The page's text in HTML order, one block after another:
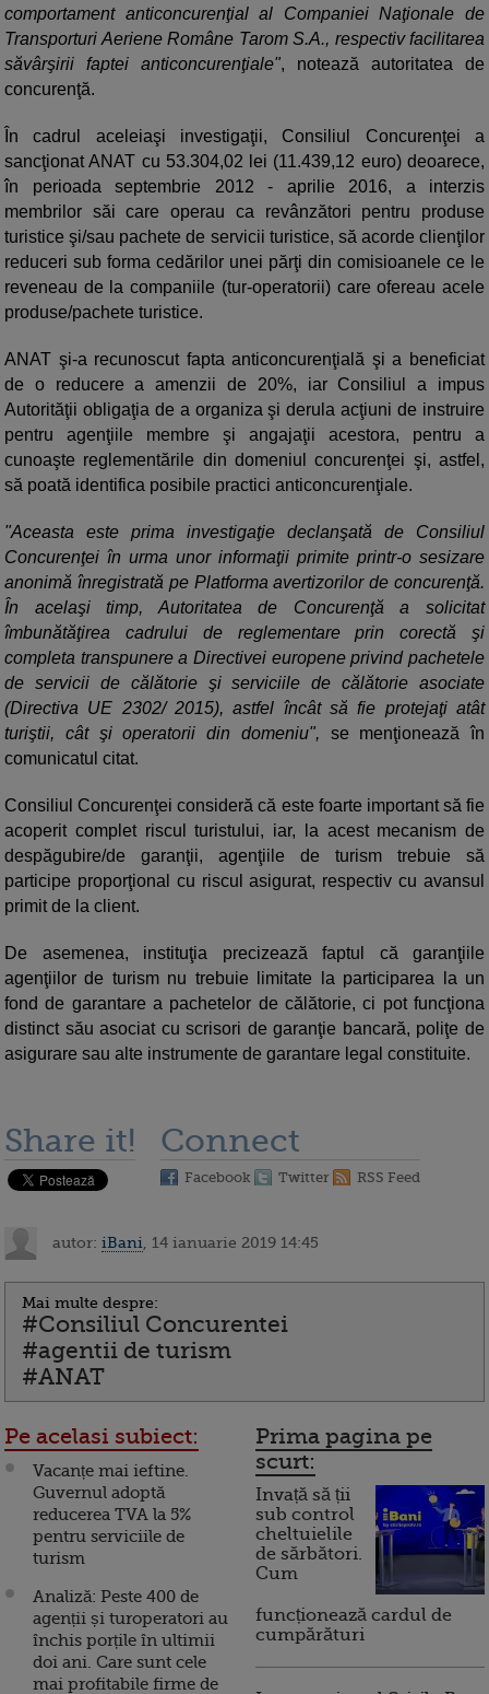
comportament anticoncurenţial al Companiei Naţionale de
Transporturi Aeriene Române Tarom S.A., respectiv facilitarea
săvârşirii faptei anticoncurenţiale", notează autoritatea de
concurenţă.
În cadrul aceleiaşi investigaţii, Consiliul Concurenţei a
sancţionat ANAT cu 53.304,02 lei (11.439,12 euro) deoarece,
în perioada septembrie 2012 - aprilie 2016, a interzis
membrilor săi care operau ca revânzători pentru produse
turistice şi/sau pachete de servicii turistice, să acorde clienţilor
reduceri sub forma cedărilor unei părţi din comisioanele ce le
reveneau de la companiile (tur-operatorii) care ofereau acele
produse/pachete turistice.
ANAT şi-a recunoscut fapta anticoncurenţială şi a beneficiat
de o reducere a amenzii de 20%, iar Consiliul a impus
Autorităţii obligaţia de a organiza şi derula acţiuni de instruire
pentru agenţiile membre şi angajaţii acestora, pentru a
cunoaşte reglementările din domeniul concurenţei şi, astfel,
să poată identifica posibile practici anticoncurenţiale.
"Aceasta este prima investigaţie declanşată de Consiliul
Concurenţei în urma unor informaţii primite printr-o sesizare
anonimă înregistrată pe Platforma avertizorilor de concurenţă.
În acelaşi timp, Autoritatea de Concurenţă a solicitat
îmbunătăţirea cadrului de reglementare prin corectă şi
completa transpunere a Directivei europene privind pachetele
de servicii de călătorie şi serviciile de călătorie asociate
(Directiva UE 2302/ 2015), astfel încât să fie protejaţi atât
turiştii, cât şi operatorii din domeniu", se menţionează în
comunicatul citat.
Consiliul Concurenţei consideră că este foarte important să fie
acoperit complet riscul turistului, iar, la acest mecanism de
despăgubire/de garanţii, agenţiile de turism trebuie să
participe proporţional cu riscul asigurat, respectiv cu avansul
primit de la client.
De asemenea, instituţia precizează faptul că garanţiile
agenţiilor de turism nu trebuie limitate la participarea la un
fond de garantare a pachetelor de călătorie, ci pot funcţiona
distinct său asociat cu scrisori de garanţie bancară, poliţe de
asigurare sau alte instrumente de garantare legal constituite.
Share it! Connect
Facebook Twitter RSS Feed
autor: iBani , 14 ianuarie 2019 14:45
Mai multe despre:
#Consiliul Concurentei
#agentii de turism
#ANAT
Pe acelasi subiect:
Vacanțe mai ieftine.
Guvernul adoptă
reducerea TVA la 5%
pentru serviciile de
turism
Analiză: Peste 400 de
agenții și turoperatori au
închis porțile în ultimii
doi ani. Care sunt cele
mai profitabile firme de
Prima pagina pe
scurt:
Invață să ții
sub control
cheltuielile
de sărbători.
Cum
funcționează cardul de
cumpărături